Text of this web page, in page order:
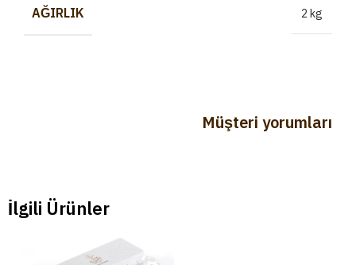
AĞIRLIK 2 kg
Müşteri yorumları
İlgili Ürünler